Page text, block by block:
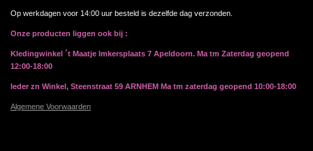
Op werkdagen voor 14:00 uur besteld is dezelfde dag verzonden.
Onze producten liggen ook bij :
Kledingwinkel ´t Maatje Imkersplaats 7 Apeldoorn. Ma tm Zaterdag geopend
12:00-18:00
Ieder zn Winkel, Steenstraat 59 ARNHEM Ma tm zaterdag geopend 10:00-18:00
Algemene Voorwaarden